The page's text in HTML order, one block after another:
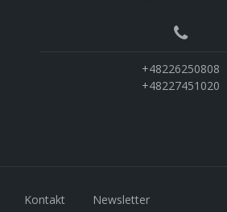
+48226250808
+48227451020
Kontakt
Newsletter